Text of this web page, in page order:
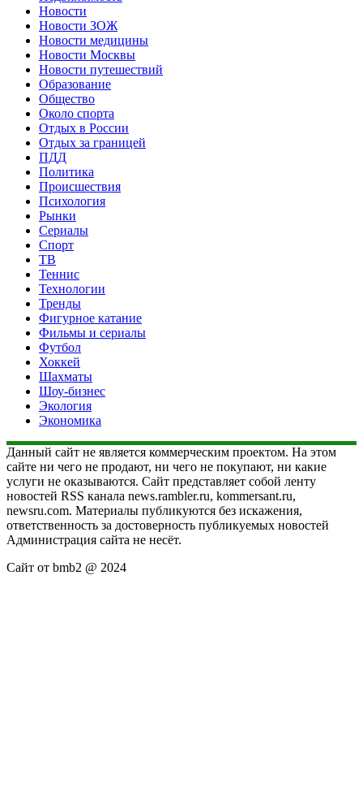
Новости
Новости ЗОЖ
Новости медицины
Новости Москвы
Новости путешествий
Образование
Общество
Около спорта
Отдых в России
Отдых за границей
ПДД
Политика
Происшествия
Психология
Рынки
Сериалы
Спорт
ТВ
Теннис
Технологии
Тренды
Фигурное катание
Фильмы и сериалы
Футбол
Хоккей
Шахматы
Шоу-бизнес
Экология
Экономика
Данный сайт не является коммерческим проектом. На этом
сайте ни чего не продают, ни чего не покупают, ни какие
услуги не оказываются. Сайт представляет собой ленту
новостей RSS канала news.rambler.ru, kommersant.ru,
newsru.com. Материалы публикуются без искажения,
ответственность за достоверность публикуемых новостей
Администрация сайта не несёт.
Сайт от bmb2 @ 2024